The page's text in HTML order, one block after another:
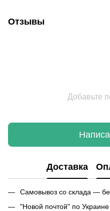
Отзывы
Добавьте
Доставка
Самовывоз со склада —
"Новой почтой" по